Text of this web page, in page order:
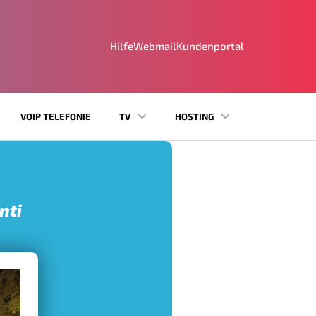
HilfeWebmailKundenportal
VOIP TELEFONIE TV HOSTING